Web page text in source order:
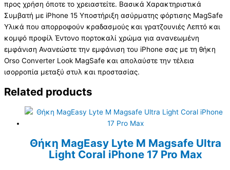
προς χρήση όποτε το χρειαστείτε. Βασικά Χαρακτηριστικά
Συμβατή με iPhone 15 Υποστήριξη ασύρματης φόρτισης MagSafe
Υλικά που απορροφούν κραδασμούς και γρατζουνιές Λεπτό και
κομψό προφίλ Έντονο πορτοκαλί χρώμα για ανανεωμένη
εμφάνιση Ανανεώστε την εμφάνιση του iPhone σας με τη θήκη
Orso Converter Look MagSafe και απολαύστε την τέλεια
ισορροπία μεταξύ στυλ και προστασίας.
Related products
Θήκη MagEasy Lyte M Magsafe Ultra
Light Coral iPhone 17 Pro Max